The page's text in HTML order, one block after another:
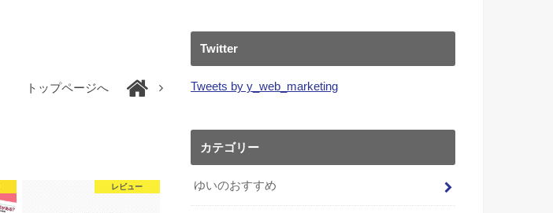
トップページへ
レビュー
Twitter
Tweets by y_web_marketing
カテゴリー
ゆいのおすすめ